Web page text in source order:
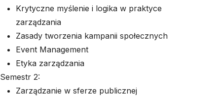
Krytyczne myślenie i logika w praktyce
zarządzania
Zasady tworzenia kampanii społecznych
Event Management
Etyka zarządzania
Semestr 2:
Zarządzanie w sferze publicznej